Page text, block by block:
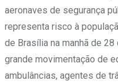
aeronaves de segurança
representa risco à
de Brasília na manhã de
grande movimentação de
ambulâncias, agentes de